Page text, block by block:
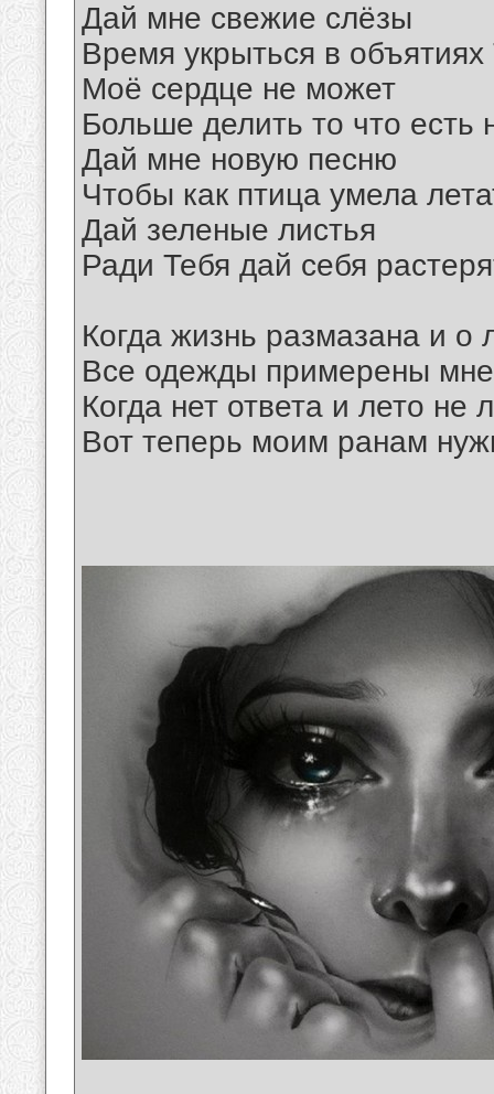
Дай мне свежие слёзы
Время укрыться в объятиях
Моё сердце не может
Больше делить то что есть
Дай мне новую песню
Чтобы как птица умела
Дай зеленые листья
Ради Тебя дай себя
Когда жизнь размазана и о
Все одежды примерены
Когда нет ответа и лето не
Вот теперь моим ранам